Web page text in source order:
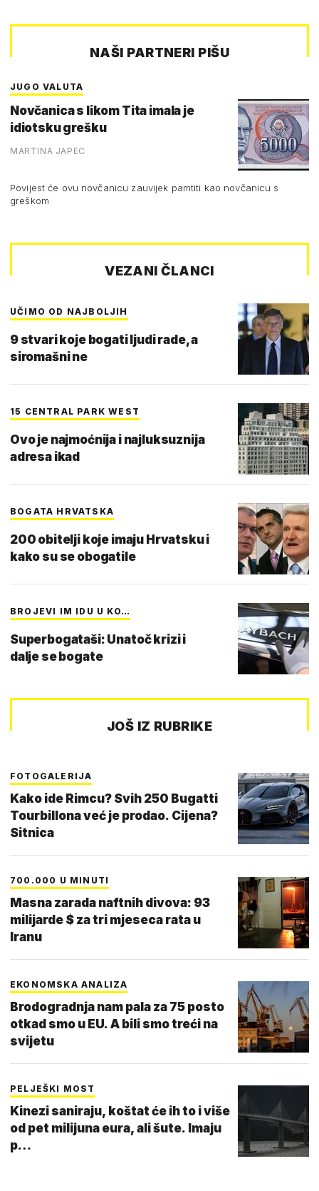
NAŠI PARTNERI PIŠU
JUGO VALUTA
Novčanica s likom Tita imala je
idiotsku grešku
MARTINA JAPEC
Povijest će ovu novčanicu zauvijek pamtiti kao novčanicu s
greškom
VEZANI ČLANCI
UČIMO OD NAJBOLJIH
9 stvari koje bogati ljudi rade, a
siromašni ne
15 CENTRAL PARK WEST
Ovo je najmoćnija i najluksuznija
adresa ikad
BOGATA HRVATSKA
200 obitelji koje imaju Hrvatsku i
kako su se obogatile
BROJEVI IM IDU U KO…
Superbogataši: Unatoč krizi i
dalje se bogate
JOŠ IZ RUBRIKE
FOTOGALERIJA
Kako ide Rimcu? Svih 250 Bugatti
Tourbillona već je prodao. Cijena?
Sitnica
700.000 U MINUTI
Masna zarada naftnih divova: 93
milijarde $ za tri mjeseca rata u
Iranu
EKONOMSKA ANALIZA
Brodogradnja nam pala za 75 posto
otkad smo u EU. A bili smo treći na
svijetu
PELJEŠKI MOST
Kinezi saniraju, koštat će ih to i više
od pet milijuna eura, ali šute. Imaju
p…